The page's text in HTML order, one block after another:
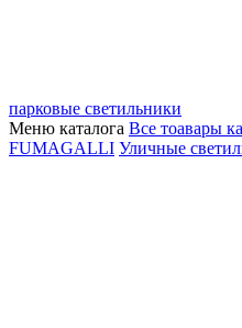
парковые светильники
Меню каталога Все тоавары
FUMAGALLI Уличные